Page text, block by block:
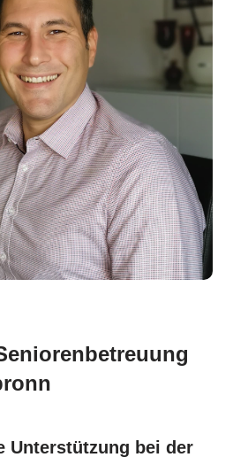
Unterstützung bei der